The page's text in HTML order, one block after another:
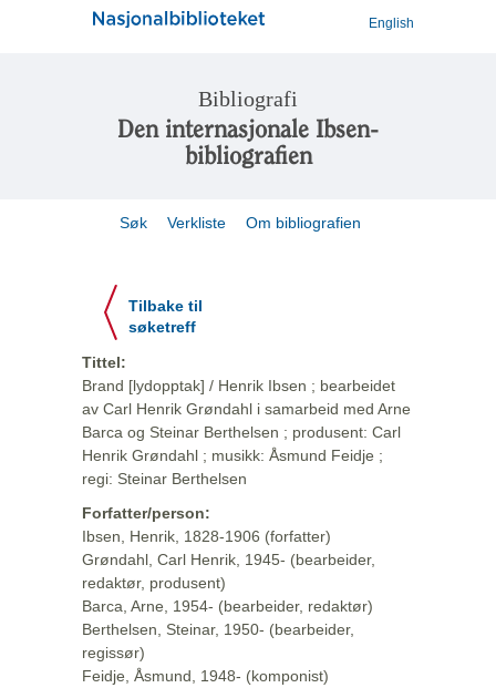
English
Bibliografi
Den internasjonale Ibsen-
bibliografien
Søk Verkliste Om bibliografien
Tilbake til
søketreff
Tittel:
Brand [lydopptak] / Henrik Ibsen ; bearbeidet
av Carl Henrik Grøndahl i samarbeid med Arne
Barca og Steinar Berthelsen ; produsent: Carl
Henrik Grøndahl ; musikk: Åsmund Feidje ;
regi: Steinar Berthelsen
Forfatter/person:
Ibsen, Henrik, 1828-1906 (forfatter)
Grøndahl, Carl Henrik, 1945- (bearbeider,
redaktør, produsent)
Barca, Arne, 1954- (bearbeider, redaktør)
Berthelsen, Steinar, 1950- (bearbeider,
regissør)
Feidje, Åsmund, 1948- (komponist)